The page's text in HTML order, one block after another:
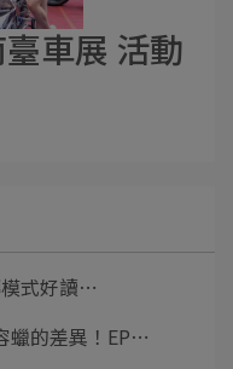
車展 活動
式好讀⋯
蠟的差異！EP⋯